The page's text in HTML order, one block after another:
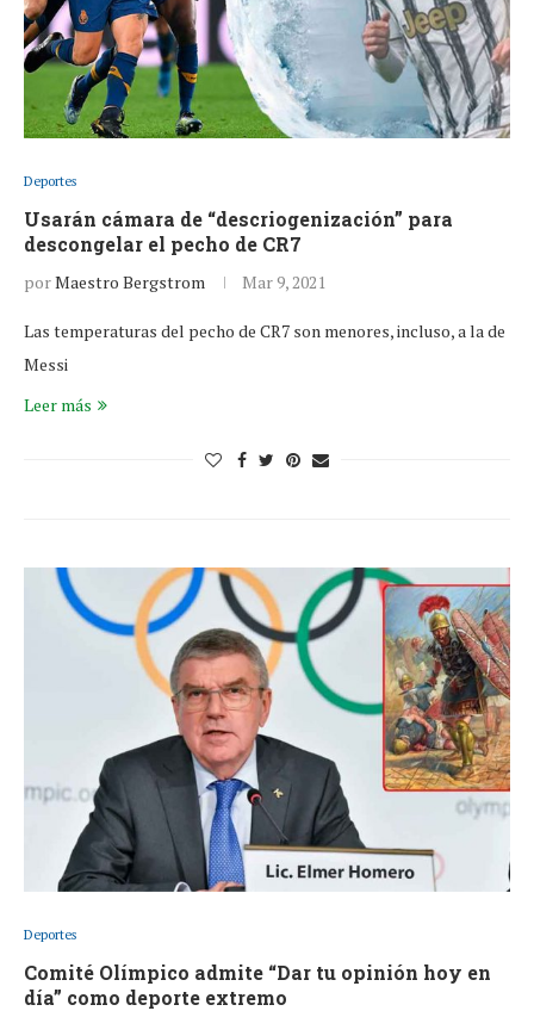
Deportes
Usarán cámara de “descriogenización” para
descongelar el pecho de CR7
porMaestro Bergstrom Mar 9, 2021
Las temperaturas del pecho de CR7 son menores, incluso, a la de
Messi
Leer más
Deportes
Comité Olímpico admite “Dar tu opinión hoy en
día” como deporte extremo